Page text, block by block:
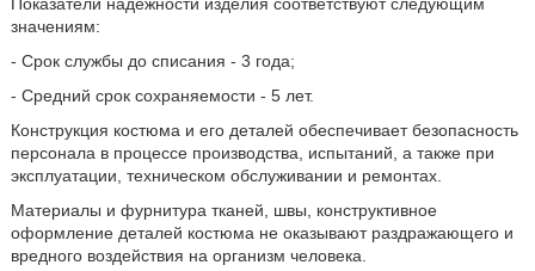
значениям:
- Срок службы до списания - 3 года;
- Средний срок сохраняемости - 5 лет.
Конструкция костюма и его деталей обеспечивает безопасность
персонала в процессе производства, испытаний, а также при
эксплуатации, техническом обслуживании и ремонтах.
Материалы и фурнитура тканей, швы, конструктивное
оформление деталей костюма не оказывают раздражающего и
вредного воздействия на организм человека.